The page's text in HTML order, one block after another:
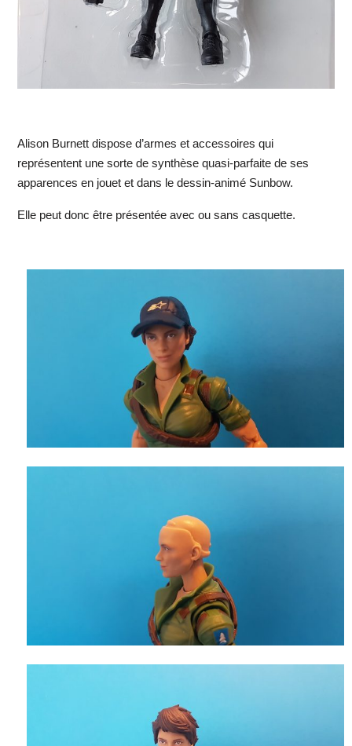
Alison Burnett dispose d’armes et accessoires qui
représentent une sorte de synthèse quasi-parfaite de ses
apparences en jouet et dans le dessin-animé Sunbow.
Elle peut donc être présentée avec ou sans casquette.